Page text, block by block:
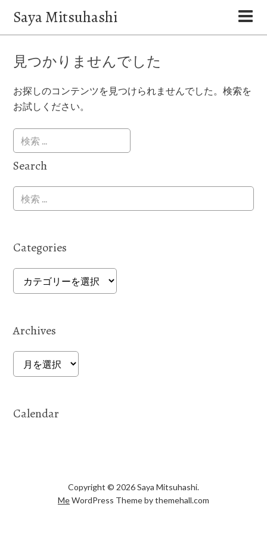
Saya Mitsuhashi
見つかりませんでした
お探しのコンテンツを見つけられませんでした。検索を
お試しください。
Search
Categories
Categories
Archives
Archives
Calendar
Copyright © 2026 Saya Mitsuhashi.
MeWordPress Theme by themehall.com